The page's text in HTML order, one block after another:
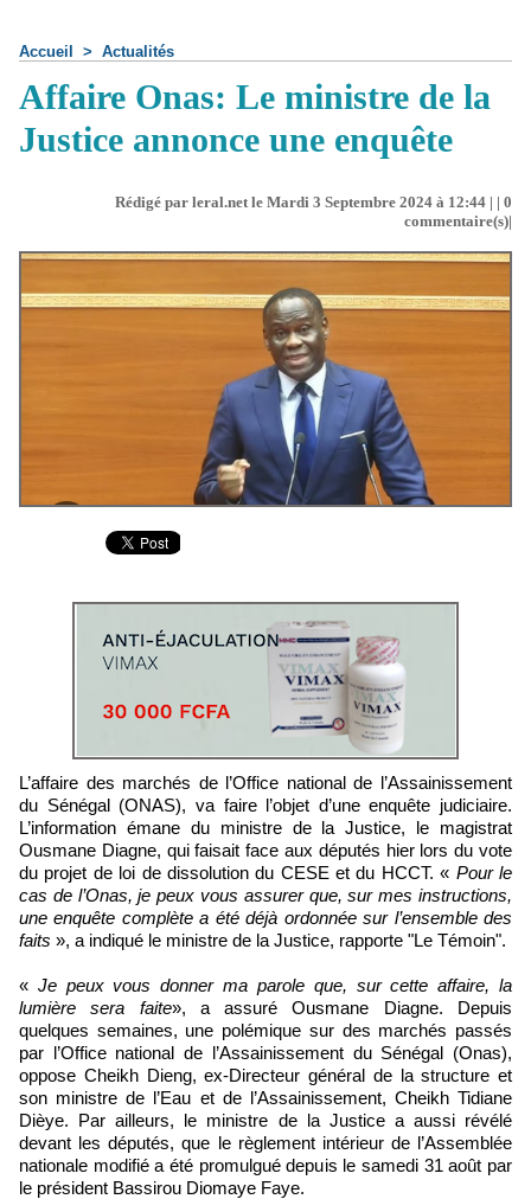
Accueil > Actualités
Affaire Onas: Le ministre de la
Justice annonce une enquête
Rédigé par leral.net le Mardi 3 Septembre 2024 à 12:44 | | 0
commentaire(s)|
L’affaire des marchés de l’Office national de l’Assainissement
du Sénégal (ONAS), va faire l’objet d’une enquête judiciaire.
L’information émane du ministre de la Justice, le magistrat
Ousmane Diagne, qui faisait face aux députés hier lors du vote
du projet de loi de dissolution du CESE et du HCCT. « Pour le
cas de l’Onas, je peux vous assurer que, sur mes instructions,
une enquête complète a été déjà ordonnée sur l’ensemble des
faits », a indiqué le ministre de la Justice, rapporte "Le Témoin".
« Je peux vous donner ma parole que, sur cette affaire, la
lumière sera faite», a assuré Ousmane Diagne. Depuis
quelques semaines, une polémique sur des marchés passés
par l’Office national de l’Assainissement du Sénégal (Onas),
oppose Cheikh Dieng, ex-Directeur général de la structure et
son ministre de l’Eau et de l’Assainissement, Cheikh Tidiane
Dièye. Par ailleurs, le ministre de la Justice a aussi révélé
devant les députés, que le règlement intérieur de l’Assemblée
nationale modifié a été promulgué depuis le samedi 31 août par
le président Bassirou Diomaye Faye.